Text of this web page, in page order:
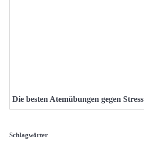
Die besten Atemübungen gegen Stress
Schlagwörter